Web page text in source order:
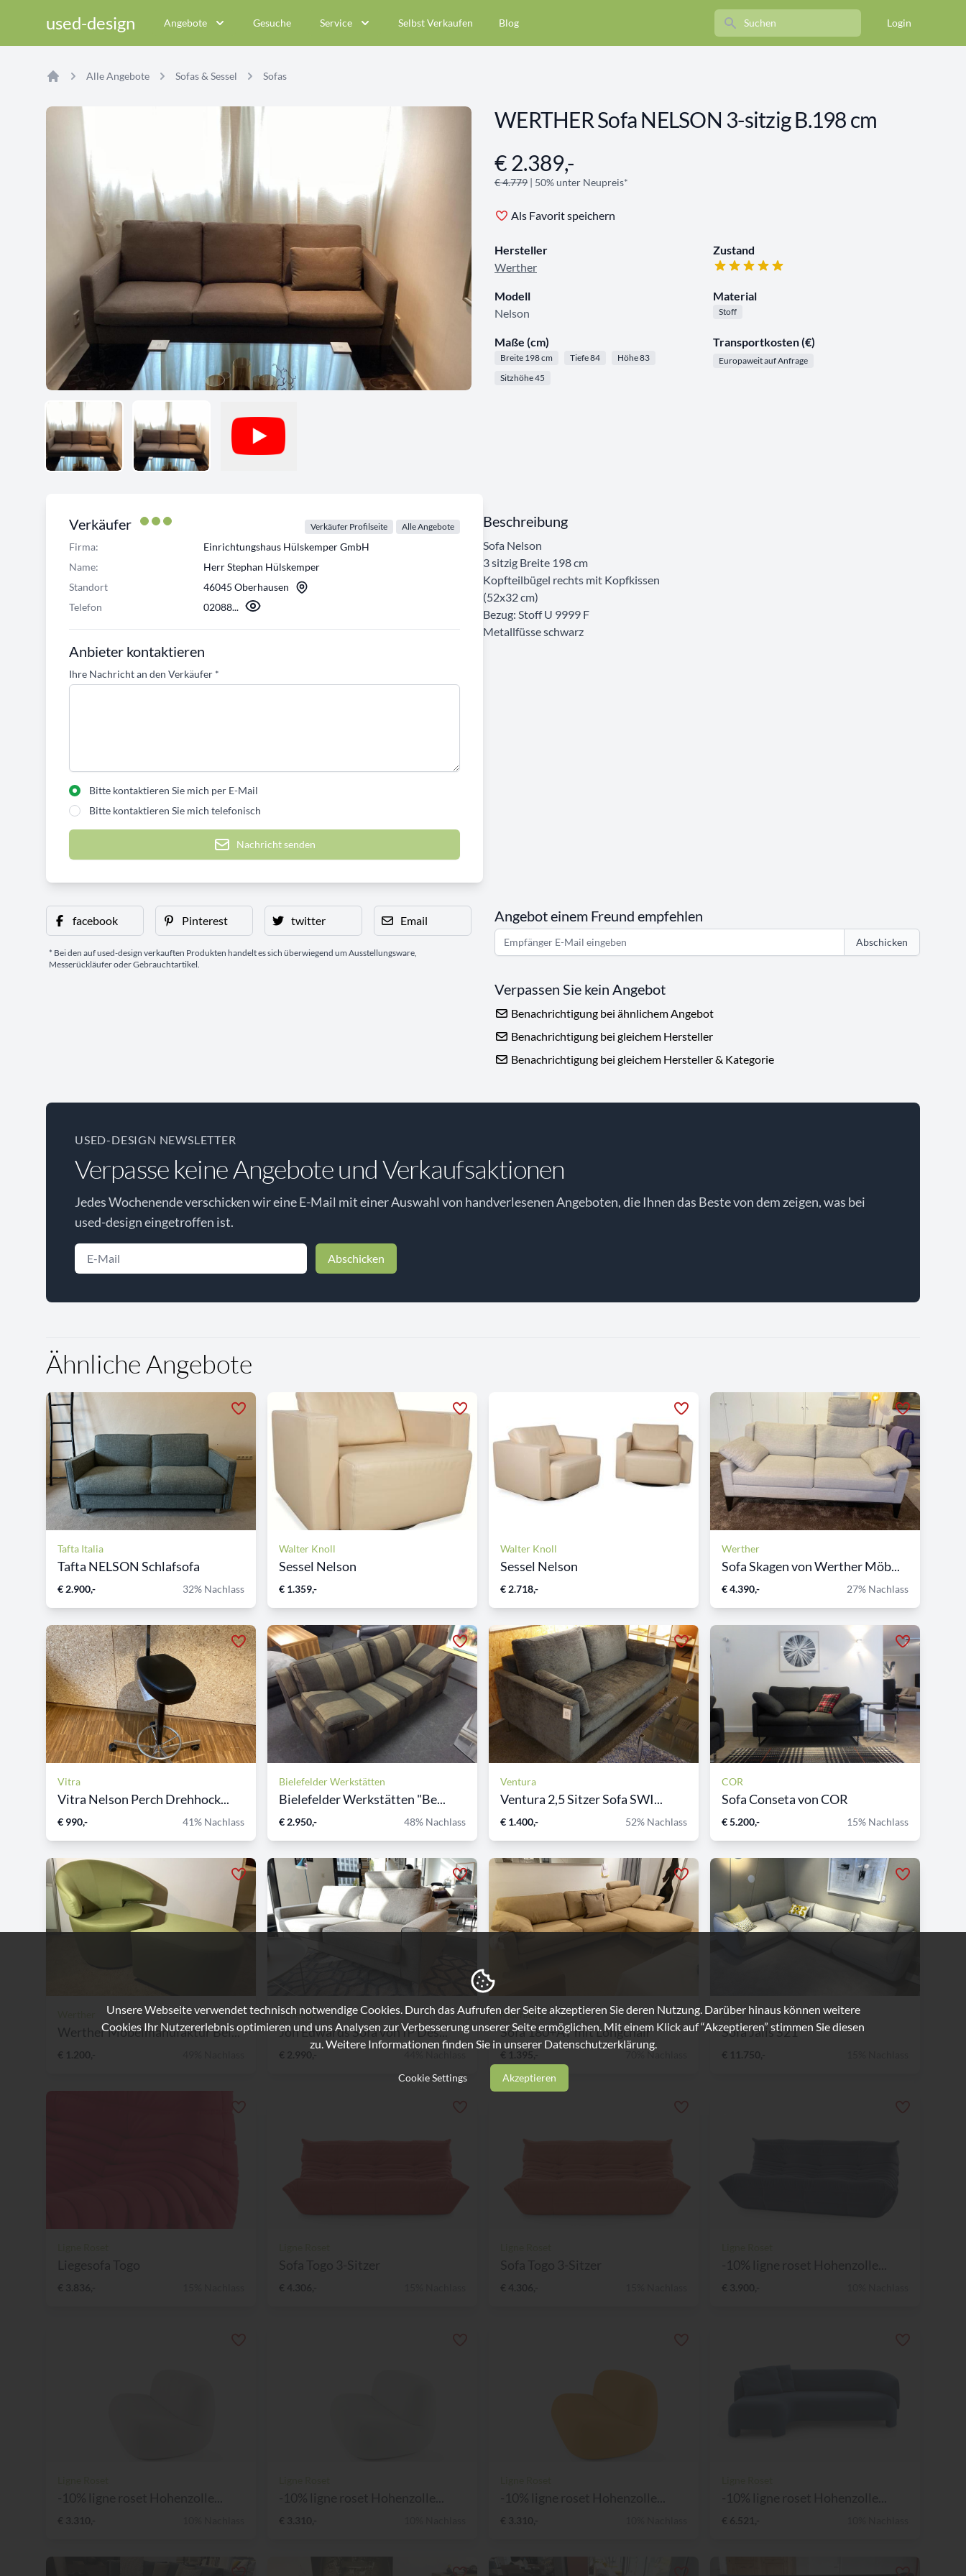
used-design Angebote Gesuche Service Selbst Verkaufen Blog Search Login
Alle Angebote Sofas & Sessel Sofas
WERTHER Sofa NELSON 3-sitzig B.198 cm
Angebotsinformationen
€ 2.389,-
€ 4.779 | 50% unter Neupreis*
Als Favorit speichern
Hersteller
Werther
Zustand
Modell
Nelson
Material
Stoff
Maße (cm)
Breite 198 cm Tiefe 84
Höhe 83
Sitzhöhe 45
Transportkosten (€)
Europaweit auf Anfrage
Verkäufer Verkäufer Profilseite Alle Angebote
Firma:
Einrichtungshaus Hülskemper GmbH
Name:
Herr Stephan Hülskemper
Standort
46045 Oberhausen
Telefon
02088...
Anbieter kontaktieren
Ihre Nachricht an den Verkäufer *
Bitte kontaktieren Sie mich per E-Mail
Bitte kontaktieren Sie mich telefonisch
Nachricht senden
Beschreibung
Sofa Nelson
3 sitzig Breite 198 cm
Kopfteilbügel rechts mit Kopfkissen
(52x32 cm)
Bezug: Stoff U 9999 F
Metallfüsse schwarz
facebook Pinterest twitter Email
* Bei den auf used-design verkauften Produkten handelt es sich überwiegend um Ausstellungsware,
Messerückläufer oder Gebrauchtartikel.
Angebot einem Freund empfehlen
Abschicken
Verpassen Sie kein Angebot
Benachrichtigung bei ähnlichem Angebot
Benachrichtigung bei gleichem Hersteller
Benachrichtigung bei gleichem Hersteller & Kategorie
USED-DESIGN NEWSLETTER
Verpasse keine Angebote und Verkaufsaktionen
Jedes Wochenende verschicken wir eine E-Mail mit einer Auswahl von handverlesenen Angeboten, die Ihnen das Beste von dem zeigen, was bei
used-design eingetroffen ist.
Abschicken
Ähnliche Angebote
Tafta Italia
Tafta NELSON Schlafsofa
€ 2.900,- 32% Nachlass
Walter Knoll
Sessel Nelson
€ 1.359,-
Walter Knoll
Sessel Nelson
€ 2.718,-
Werther
Sofa Skagen von Werther Möb...
€ 4.390,- 27% Nachlass
Vitra
Vitra Nelson Perch Drehhock...
€ 990,- 41% Nachlass
Bielefelder Werkstätten
Bielefelder Werkstätten "Be...
€ 2.950,- 48% Nachlass
Ventura
Ventura 2,5 Sitzer Sofa SWI...
€ 1.400,- 52% Nachlass
COR
Sofa Conseta von COR
€ 5.200,- 15% Nachlass
Werther Möbelmanufaktur Bei...
€ 1.200,-
ip design
Jon Edwards Sofa von IP Des...
€ 2.990,-
Machalke
Sofa 180+AT mit Longchair
€ 1.395,- 70% Nachlass
COR
Sofa Jalis S21
€ 11.750,-
Unsere Webseite verwendet technisch notwendige Cookies. Durch das Aufrufen der Seite akzeptieren Sie deren Nutzung. Darüber hinaus können weitere
Cookies Ihr Nutzererlebnis optimieren und uns Analysen zur Verbesserung unserer Seite ermöglichen. Mit einem Klick auf “Akzeptieren” stimmen Sie diesen
zu. Weitere Informationen finden Sie in unserer Datenschutzerklärung.
Cookie Settings Akzeptieren